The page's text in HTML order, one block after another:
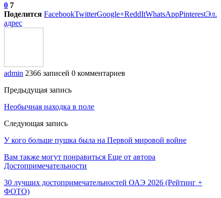
0 7
Поделится FacebookTwitterGoogle+ReddItWhatsAppPinterestЭл.
адрес
admin 2366 записей 0 комментариев
Предыдущая запись
Необычная находка в поле
Следующая запись
У кого больше пушка была на Первой мировой войне
Вам также могут понравиться Еще от автора
Достопримечательности
30 лучших достопримечательностей ОАЭ 2026 (Рейтинг +
ФОТО)